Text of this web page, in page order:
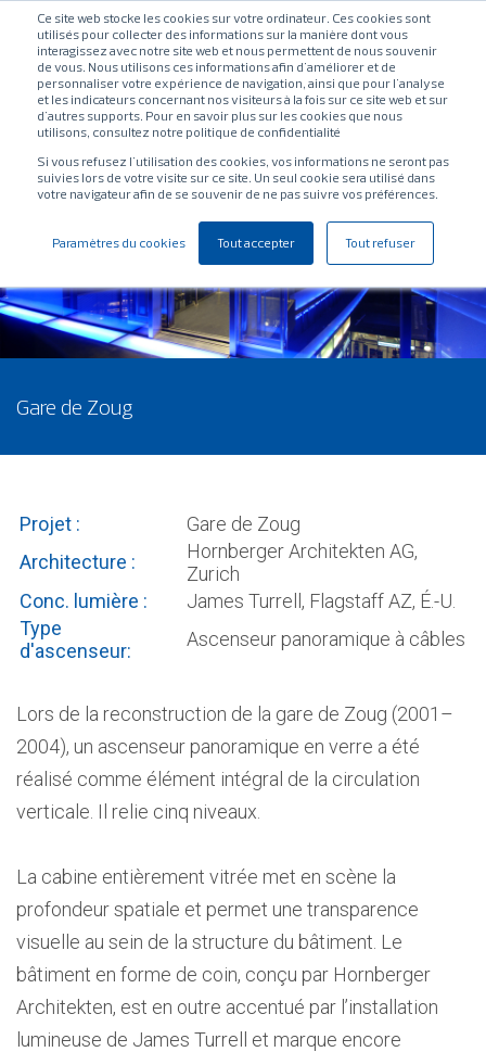
Ce site web stocke les cookies sur votre ordinateur. Ces cookies sont
utilisés pour collecter des informations sur la manière dont vous
interagissez avec notre site web et nous permettent de nous souvenir
de vous. Nous utilisons ces informations afin d'améliorer et de
personnaliser votre expérience de navigation, ainsi que pour l'analyse
et les indicateurs concernant nos visiteurs à la fois sur ce site web et sur
d'autres supports. Pour en savoir plus sur les cookies que nous
utilisons, consultez notre politique de confidentialité
Si vous refusez l'utilisation des cookies, vos informations ne seront pas
suivies lors de votre visite sur ce site. Un seul cookie sera utilisé dans
votre navigateur afin de se souvenir de ne pas suivre vos préférences.
Paramètres du cookies Tout accepter Tout refuser
Gare de Zoug
Projet :
Gare de Zoug
Architecture :
Hornberger Architekten AG,
Zurich
Conc. lumière :
James Turrell, Flagstaff AZ, É.-U.
Type
d'ascenseur:
Ascenseur panoramique à câbles
Lors de la reconstruction de la gare de Zoug (2001–
2004), un ascenseur panoramique en verre a été
réalisé comme élément intégral de la circulation
verticale. Il relie cinq niveaux.
La cabine entièrement vitrée met en scène la
profondeur spatiale et permet une transparence
visuelle au sein de la structure du bâtiment. Le
bâtiment en forme de coin, conçu par Hornberger
Architekten, est en outre accentué par l’installation
lumineuse de James Turrell et marque encore